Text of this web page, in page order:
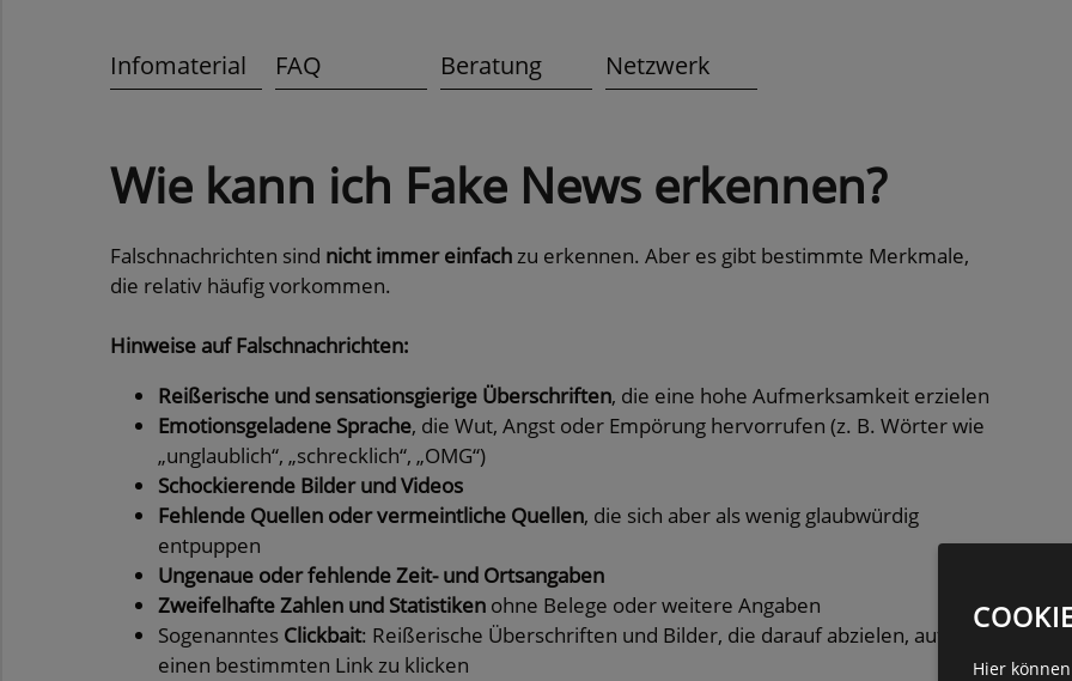
Infomaterial FAQ Beratung Netzwerk
Wie kann ich Fake News erkennen?
Falschnachrichten sind nicht immer einfachzu erkennen. Aber es gibt bestimmte Merkmale,
die relativ häufig vorkommen.
Hinweise auf Falschnachrichten:
Reißerische und sensationsgierige Überschriften, die eine hohe Aufmerksamkeit erzielen
Emotionsgeladene Sprache, die Wut, Angst oder Empörung hervorrufen (z. B. Wörter wie
„unglaublich“, „schrecklich“, „OMG“)
Schockierende Bilder und Videos
Fehlende Quellen oder vermeintliche Quellen, die sich aber als wenig glaubwürdig
entpuppen
Ungenaue oder fehlende Zeit- und Ortsangaben
Zweifelhafte Zahlen und Statistiken ohne Belege oder weitere Angaben
Sogenanntes Clickbait: Reißerische Überschriften und Bilder, die darauf abzielen, auf
einen bestimmten Link zu klicken
Hier